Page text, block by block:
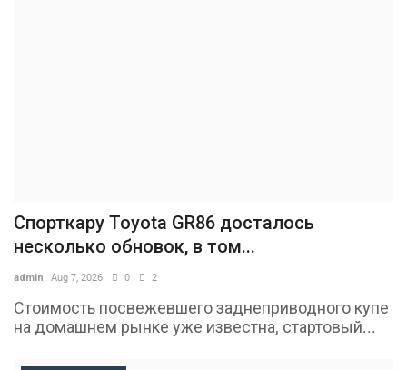
Спорткару Toyota GR86 досталось
несколько обновок, в том...
admin Aug 7, 2026 0 2
Стоимость посвежевшего заднеприводного купе
на домашнем рынке уже известна, стартовый...